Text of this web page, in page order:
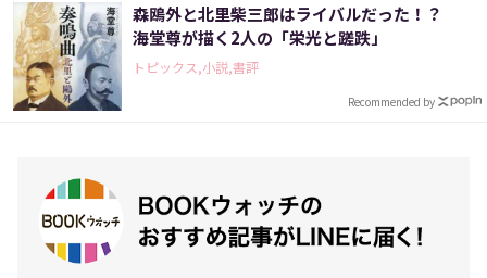
森鴎外と北里柴三郎はライバルだった！？
海堂尊が描く2人の「栄光と蹉跌」
トピックス,小説,書評
Recommended by